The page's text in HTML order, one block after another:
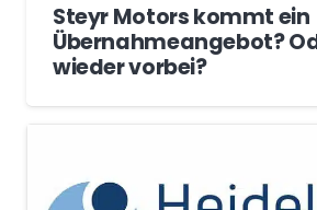
Steyr Motors kommt ein
Übernahmeangebot?
wieder vorbei?